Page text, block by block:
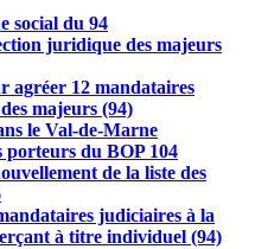
social du 94
juridique des majeurs
agréer 12 mandataires
majeurs (94)
le Val-de-Marne
porteurs du BOP 104
de la liste des
judiciaires à la
à titre individuel (94)